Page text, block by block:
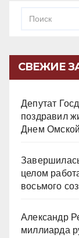
СВЕЖИЕ
Депутат
поздравил
Днем
целом
восьмого
Александр
миллиарда